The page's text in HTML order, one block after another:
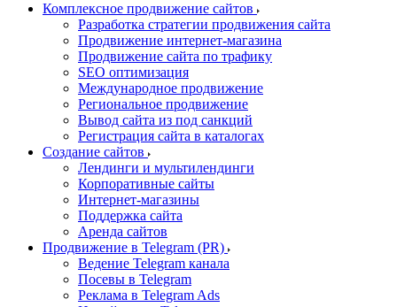
Комплексное продвижение сайтов
Разработка стратегии продвижения сайта
Продвижение интернет-магазина
Продвижение сайта по трафику
SEO оптимизация
Международное продвижение
Региональное продвижение
Вывод сайта из под санкций
Регистрация сайта в каталогах
Создание сайтов
Лендинги и мультилендинги
Корпоративные сайты
Интернет-магазины
Поддержка сайта
Аренда сайтов
Продвижение в Telegram (PR)
Ведение Telegram канала
Посевы в Telegram
Реклама в Telegram Ads